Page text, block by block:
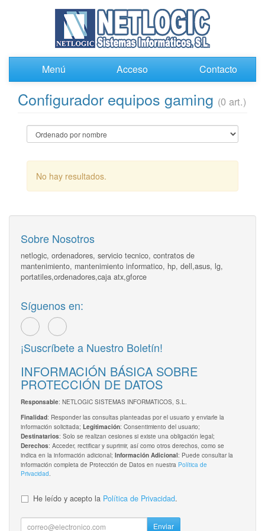
Menú Acceso Contacto
Configurador equipos gaming (0 art.)
No hay resultados.
Sobre Nosotros
netlogic, ordenadores, servicio tecnico, contratos de
mantenimiento, mantenimiento informatico, hp, dell,asus, lg,
portatiles,ordenadores,caja atx,gforce
Síguenos en:
¡Suscríbete a Nuestro Boletín!
INFORMACIÓN BÁSICA SOBRE
PROTECCIÓN DE DATOS
Responsable: NETLOGIC SISTEMAS INFORMATICOS, S.L.
Finalidad: Responder las consultas planteadas por el usuario y enviarle la
información solicitada; Legitimación: Consentimiento del usuario;
Destinatarios: Solo se realizan cesiones si existe una obligación legal;
Derechos: Acceder, rectificar y suprimir, así como otros derechos, como se
indica en la información adicional; Información Adicional: Puede consultar la
información completa de Protección de Datos en nuestra Política de
Privacidad.
He leído y acepto la Política de Privacidad.
Enviar